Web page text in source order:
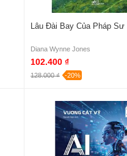
Lâu Đài Bay Của Pháp Sư
Diana Wynne Jones
102.400 ₫
128.000 ₫ -20%